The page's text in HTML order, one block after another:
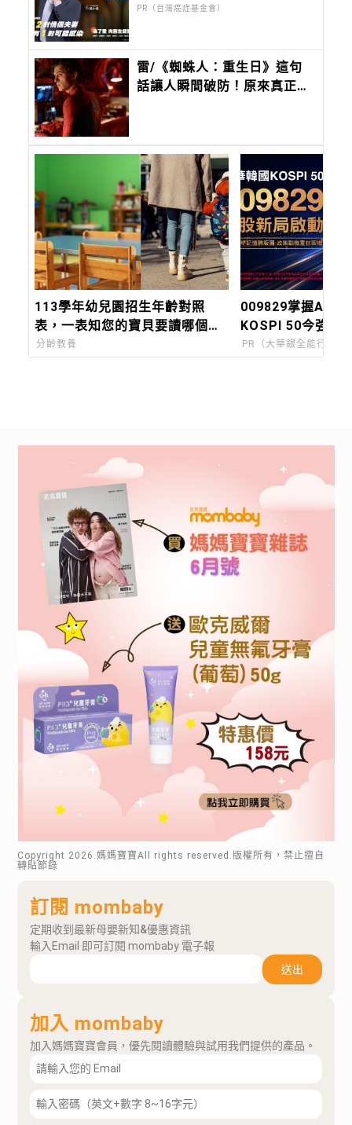
PR（台灣癌症基金會）
雷/《蜘蛛人：重生日》這句
話讓人瞬間破防！原來真正無
113學年幼兒園招生年齡對照
表，一表知您的寶貝要讀哪個班
別
分齡教養
009829掌握AI關
KOSPI 50今強勢
PR（大華銀全能行銷方
Copyright 2026 .媽媽寶寶All rights reserved.版權所有，禁止擅自
轉貼節錄
訂閱 mombaby
定期收到最新母嬰新知&優惠資訊
輸入Email 即可訂閱 mombaby 電子報
送出
加入 mombaby
加入媽媽寶寶會員，優先閱讀體驗與試用我們提供的產品。